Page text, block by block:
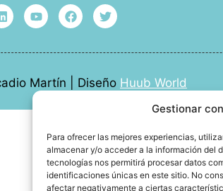
Gestionar
Para ofrecer las mejores experiencias,
almacenar y/o acceder a la información del
tecnologías nos permitirá procesar datos
identificaciones únicas en este sitio. No
afectar negativamente a ciertas
Martín | Diseño Huub World